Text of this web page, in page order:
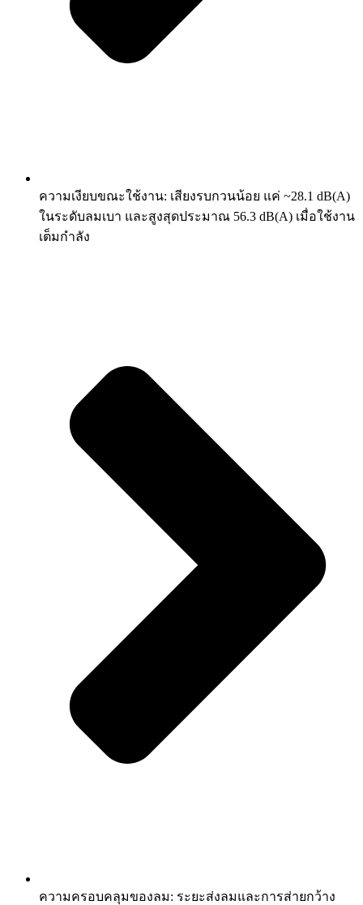
ความเงียบขณะใช้งาน: เสียงรบกวนน้อย แค่ ~28.1 dB(A)
ในระดับลมเบา และสูงสุดประมาณ 56.3 dB(A) เมื่อใช้งาน
เต็มกำลัง
ความครอบคลุมของลม: ระยะส่งลมและการส่ายกว้าง